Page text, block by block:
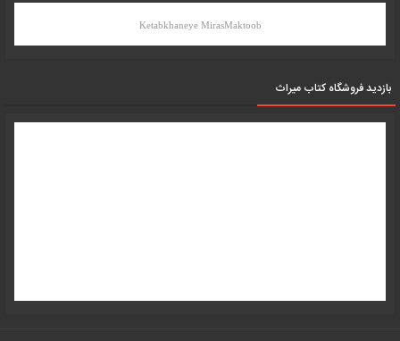
Ketabkhaneye MirasMaktoob
بازدید فروشگاه کتاب میراث